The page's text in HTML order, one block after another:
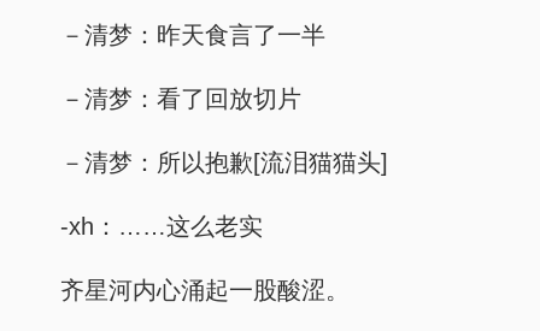
－清梦：昨天食言了一半
－清梦：看了回放切片
－清梦：所以抱歉[流泪猫猫头]
-xh：……这么老实
齐星河内心涌起一股酸涩。